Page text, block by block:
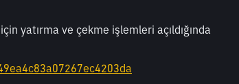
yatırma ve çekme işlemleri açıldığında